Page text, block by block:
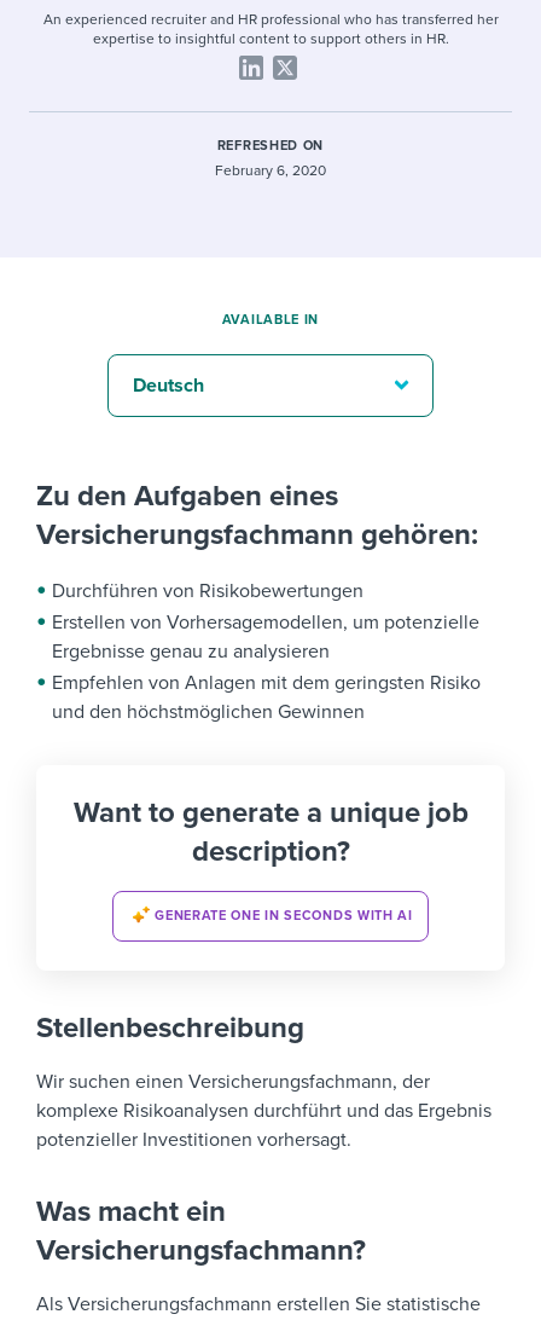
An experienced recruiter and HR professional who has transferred her
expertise to insightful content to support others in HR.
REFRESHED ON
February 6, 2020
Zu den Aufgaben eines
Versicherungsfachmann gehören:
Durchführen von Risikobewertungen
Erstellen von Vorhersagemodellen, um potenzielle
Ergebnisse genau zu analysieren
Empfehlen von Anlagen mit dem geringsten Risiko
und den höchstmöglichen Gewinnen
Want to generate a unique job
description?
GENERATE ONE IN SECONDS WITH AI
Stellenbeschreibung
Wir suchen einen Versicherungsfachmann, der
komplexe Risikoanalysen durchführt und das Ergebnis
potenzieller Investitionen vorhersagt.
Was macht ein
Versicherungsfachmann?
Als Versicherungsfachmann erstellen Sie statistische
AVAILABLE IN
Deutsch